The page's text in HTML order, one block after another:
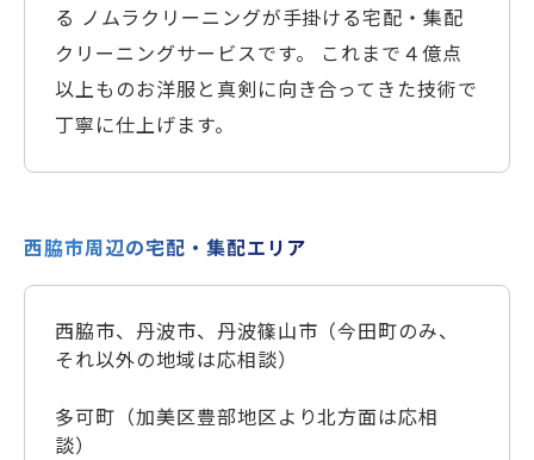
る ノムラクリーニングが手掛ける宅配・集配
クリーニングサービスです。 これまで４億点
以上ものお洋服と真剣に向き合ってきた技術で
丁寧に仕上げます。
西脇市周辺の宅配・集配エリア
西脇市、丹波市、丹波篠山市（今田町のみ、
それ以外の地域は応相談）
多可町（加美区豊部地区より北方面は応相
談）